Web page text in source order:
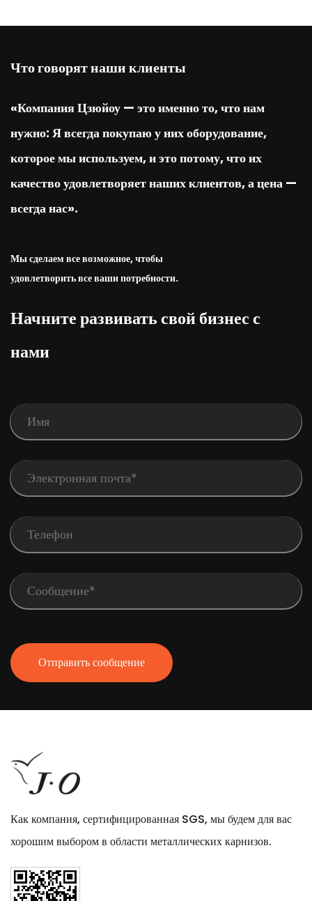
Что говорят наши клиенты
«Компания Цзюйоу — это именно то, что нам
нужно: Я всегда покупаю у них оборудование,
которое мы используем, и это потому, что их
качество удовлетворяет наших клиентов, а цена —
всегда нас».
Мы сделаем все возможное, чтобы
удовлетворить все ваши потребности.
Начните развивать свой бизнес с
нами
Отправить сообщение
Как компания, сертифицированная SGS, мы будем для вас
хорошим выбором в области металлических карнизов.